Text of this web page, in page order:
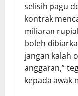
selisih pagu
kontrak
miliaran
boleh
jangan kalah
anggaran,”
kepada awak